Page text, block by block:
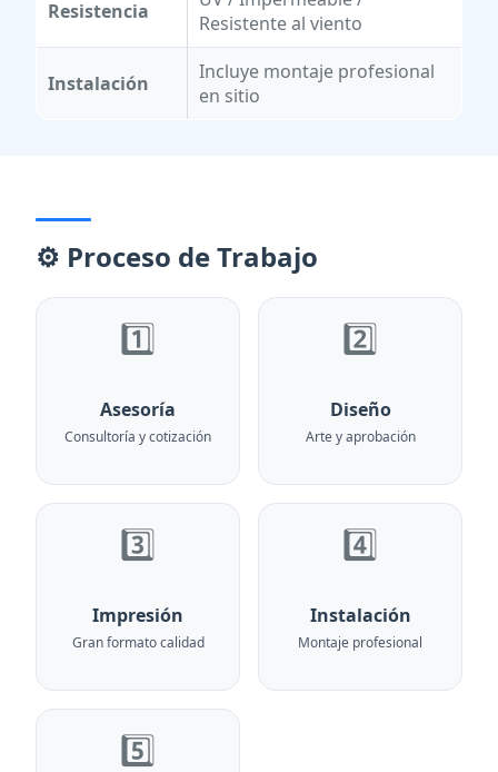
Resistencia
Resistente al viento
Instalación
Incluye montaje profesional
en sitio
⚙️ Proceso de Trabajo
1️⃣
Asesoría
Consultoría y cotización
2️⃣
Diseño
Arte y aprobación
3️⃣
Impresión
Gran formato calidad
4️⃣
Instalación
Montaje profesional
5️⃣